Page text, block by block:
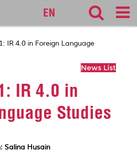
EN
IR 4.0 in Foreign Language
News List
IR 4.0 in
Studies
Salina Husain